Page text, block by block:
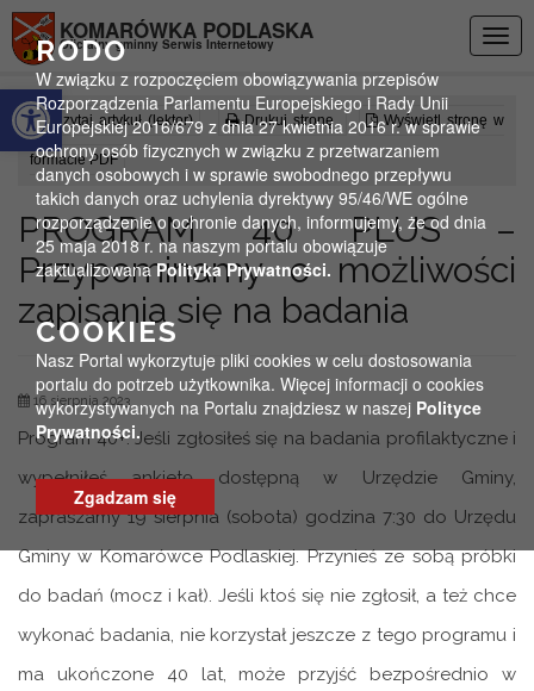
Otwórz pasek narzędzi
KOMARÓWKA PODLASKA
Oficjalny gminny Serwis Internetowy
Czytaj artykuł (lektor) Drukuj stronę Wyświetl stronę w
formacie PDF
PROGRAM 40 PLUS –
Przypominamy o możliwości
zapisania się na badania
16 sierpnia 2023
Program 40+. Jeśli zgłosiłeś się na badania profilaktyczne i
wypełniłeś ankietę dostępną w Urzędzie Gminy,
zapraszamy 19 sierpnia (sobota) godzina 7:30 do Urzędu
Gminy w Komarówce Podlaskiej. Przynieś ze sobą próbki
do badań (mocz i kał). Jeśli ktoś się nie zgłosił, a też chce
wykonać badania, nie korzystał jeszcze z tego programu i
ma ukończone 40 lat, może przyjść bezpośrednio w
RODO
W związku z rozpoczęciem obowiązywania przepisów
Rozporządzenia Parlamentu Europejskiego i Rady Unii
Europejskiej 2016/679 z dnia 27 kwietnia 2016 r. w sprawie
ochrony osób fizycznych w związku z przetwarzaniem
danych osobowych i w sprawie swobodnego przepływu
takich danych oraz uchylenia dyrektywy 95/46/WE ogólne
rozporządzenie o ochronie danych, informujemy, że od dnia
25 maja 2018 r. na naszym portalu obowiązuje
zaktualizowanaPolityka Prywatności.
COOKIES
Nasz Portal wykorzytuje pliki cookies w celu dostosowania
portalu do potrzeb użytkownika. Więcej informacji o cookies
wykorzystywanych na Portalu znajdziesz w naszej Polityce
Prywatności.
Zgadzam się